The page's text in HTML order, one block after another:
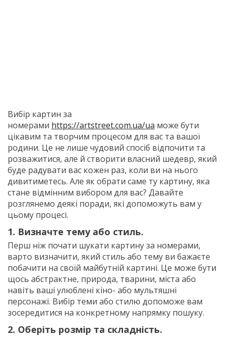
Вибір картин за
номерами https://artstreet.com.ua/ua може бути
цікавим та творчим процесом для вас та вашої
родини. Це не лише чудовий спосіб відпочити та
розважитися, але й створити власний шедевр, який
буде радувати вас кожен раз, коли ви на нього
дивитиметесь. Але як обрати саме ту картину, яка
стане відмінним вибором для вас? Давайте
розглянемо деякі поради, які допоможуть вам у
цьому процесі.
1. Визначте тему або стиль.
Перш ніж почати шукати картину за номерами,
варто визначити, який стиль або тему ви бажаєте
побачити на своїй майбутній картині. Це може бути
щось абстрактне, природа, тварини, міста або
навіть ваші улюблені кіно- або мультяшні
персонажі. Вибір теми або стилю допоможе вам
зосередитися на конкретному напрямку пошуку.
2. Оберіть розмір та складність.